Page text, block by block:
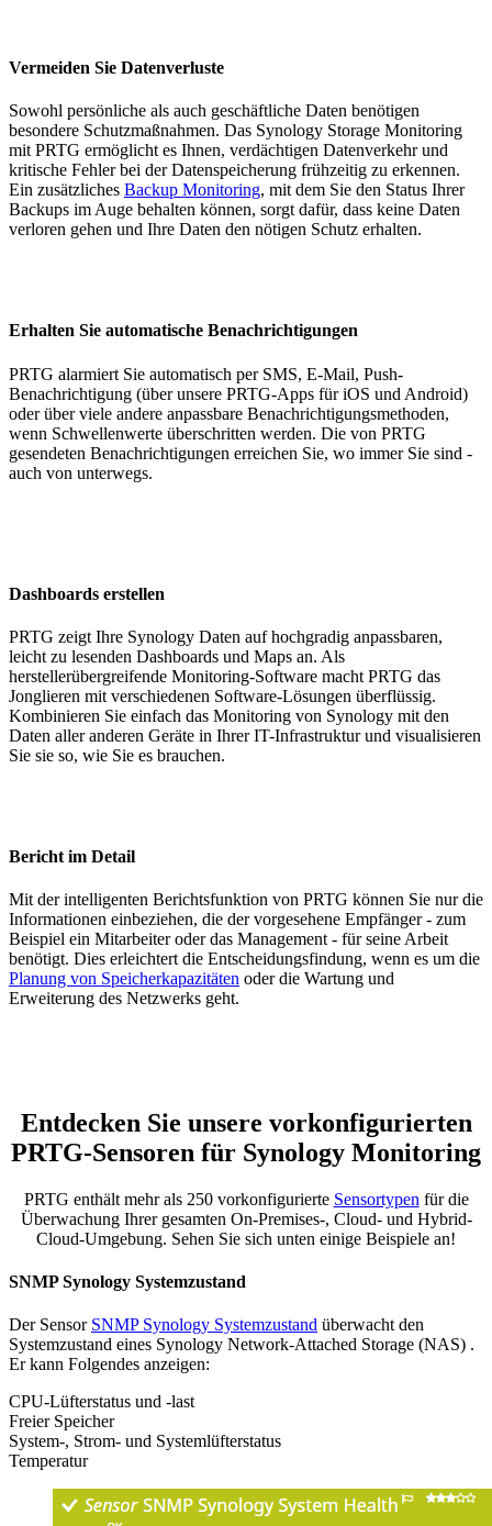
Vermeiden Sie Datenverluste
Sowohl persönliche als auch geschäftliche Daten benötigen
besondere Schutzmaßnahmen. Das Synology Storage Monitoring
mit PRTG ermöglicht es Ihnen, verdächtigen Datenverkehr und
kritische Fehler bei der Datenspeicherung frühzeitig zu erkennen.
Ein zusätzliches Backup Monitoring, mit dem Sie den Status Ihrer
Backups im Auge behalten können, sorgt dafür, dass keine Daten
verloren gehen und Ihre Daten den nötigen Schutz erhalten.
Erhalten Sie automatische Benachrichtigungen
PRTG alarmiert Sie automatisch per SMS, E-Mail, Push-
Benachrichtigung (über unsere PRTG-Apps für iOS und Android)
oder über viele andere anpassbare Benachrichtigungsmethoden,
wenn Schwellenwerte überschritten werden. Die von PRTG
gesendeten Benachrichtigungen erreichen Sie, wo immer Sie sind -
auch von unterwegs.
Dashboards erstellen
PRTG zeigt Ihre Synology Daten auf hochgradig anpassbaren,
leicht zu lesenden Dashboards und Maps an. Als
herstellerübergreifende Monitoring-Software macht PRTG das
Jonglieren mit verschiedenen Software-Lösungen überflüssig.
Kombinieren Sie einfach das Monitoring von Synology mit den
Daten aller anderen Geräte in Ihrer IT-Infrastruktur und visualisieren
Sie sie so, wie Sie es brauchen.
Bericht im Detail
Mit der intelligenten Berichtsfunktion von PRTG können Sie nur die
Informationen einbeziehen, die der vorgesehene Empfänger - zum
Beispiel ein Mitarbeiter oder das Management - für seine Arbeit
benötigt. Dies erleichtert die Entscheidungsfindung, wenn es um die
Planung von Speicherkapazitäten oder die Wartung und
Erweiterung des Netzwerks geht.
Entdecken Sie unsere vorkonfigurierten
PRTG-Sensoren für Synology Monitoring
PRTG enthält mehr als 250 vorkonfigurierte Sensortypen für die
Überwachung Ihrer gesamten On-Premises-, Cloud- und Hybrid-
Cloud-Umgebung. Sehen Sie sich unten einige Beispiele an!
SNMP Synology Systemzustand
Der Sensor SNMP Synology Systemzustand überwacht den
Systemzustand eines Synology Network-Attached Storage (NAS) .
Er kann Folgendes anzeigen:
CPU-Lüfterstatus und -last
Freier Speicher
System-, Strom- und Systemlüfterstatus
Temperatur